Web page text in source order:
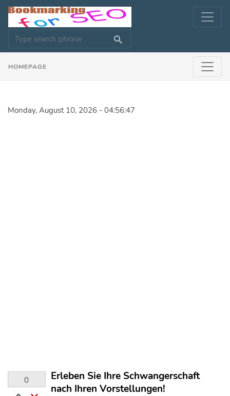
HOMEPAGE
Monday, August 10, 2026 - 04:56:47
0
Erleben Sie Ihre Schwangerschaft
nach Ihren Vorstellungen!